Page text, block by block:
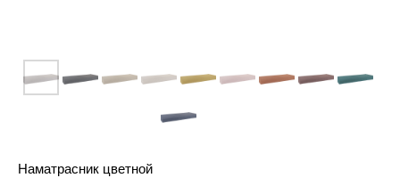
Наматрасник цветной